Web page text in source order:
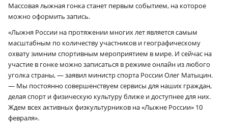
Массовая лыжная гонка станет первым событием, на которое
можно оформить запись.
«Лыжня России на протяжении многих лет является самым
масштабным по количеству участников и географическому
охвату зимним спортивным мероприятием в мире. И сейчас на
участие в гонке можно записаться в режиме онлайн из любого
уголка страны, — заявил министр спорта России Олег Матыцин.
— Мы постоянно совершенствуем сервисы для наших граждан,
делая спорт и физическую культуру ближе и доступнее для них.
Ждем всех активных физкультурников на «Лыжне России» 10
февраля».